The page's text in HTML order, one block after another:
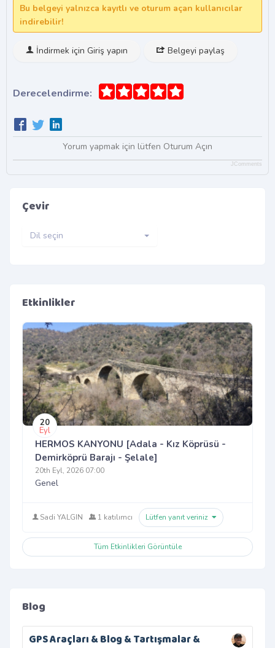
Bu belgeyi yalnızca kayıtlı ve oturum açan kullanıcılar
indirebilir!
İndirmek için Giriş yapın Belgeyi paylaş
Derecelendirme:
Yorum yapmak için lütfen Oturum Açın
JComments
Çevir
Dil seçin
Etkinlikler
20
Eyl
HERMOS KANYONU [Adala - Kız Köprüsü -
Demirköprü Barajı - Şelale]
20th Eyl, 2026 07:00
Genel
Sadi YALGIN 1 katılımcı Lütfen yanıt veriniz
Tüm Etkinlikleri Görüntüle
Blog
GPS Araçları & Blog & Tartışmalar &